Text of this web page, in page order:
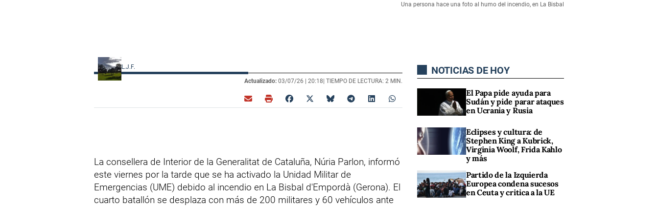
Una persona hace una foto al humo del incendio, en La Bisbal
L.J.F.
Actualizado: 03/07/26 | 20:18| TIEMPO DE LECTURA: 2 MIN.
La consellera de Interior de la Generalitat de Cataluña, Núria Parlon, informó
este viernes por la tarde que se ha activado la Unidad Militar de
Emergencias (UME) debido al incendio en La Bisbal d'Empordà (Gerona). El
cuarto batallón se desplaza con más de 200 militares y 60 vehículos ante
NOTICIAS DE HOY
El Papa pide ayuda para
Sudán y pide parar ataques
en Ucrania y Rusia
Eclipses y cultura: de
Stephen King a Kubrick,
Virginia Woolf, Frida Kahlo
y más
Partido de la Izquierda
Europea condena sucesos
en Ceuta y critica a la UE